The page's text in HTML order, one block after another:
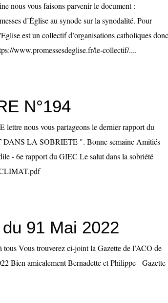
nous vous faisons parvenir le document :
d’Église au synode sur la synodalité. Pour
est un collectif d’organisations catholiques donc
www.promessesdeglise.fr/le-collectif/....
N°194
lettre nous vous partageons le dernier rapport du
LA SOBRIETE ". Bonne semaine Amitiés
- 6e rapport du GIEC Le salut dans la sobriété
91 Mai 2022
tous Vous trouverez ci-joint la Gazette de l’ACO de
Bien amicalement Bernadette et Philippe - Gazette